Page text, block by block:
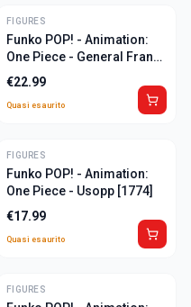
ULTIME
FIGURES
Funko POP! - Animation:
One Piece - General Franky
[1776]
€22.99
Quasi esaurito
ULTIME
FIGURES
Funko POP! - Animation:
One Piece - Usopp [1774]
€17.99
Quasi esaurito
ULTIME
FIGURES